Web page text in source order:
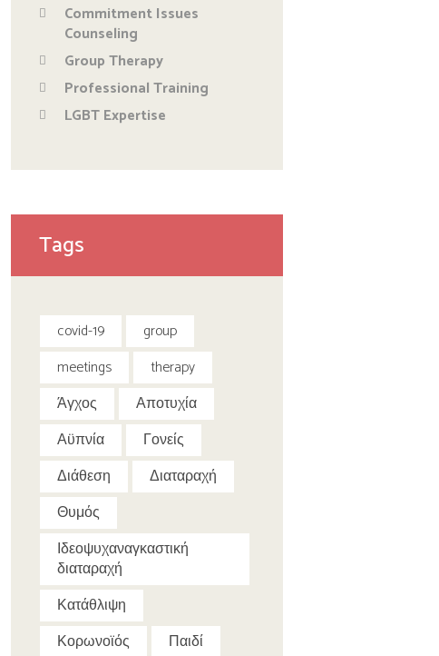
Commitment Issues
Counseling
Group Therapy
Professional Training
LGBT Expertise
Tags
covid-19
group
meetings
therapy
Άγχος
Αποτυχία
Αϋπνία
Γονείς
Διάθεση
Διαταραχή
Θυμός
Ιδεοψυχαναγκαστική
διαταραχή
Κατάθλιψη
Κορωνοϊός
Παιδί